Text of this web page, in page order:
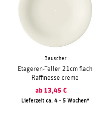
Bauscher
Etageren-Teller 21cm flach
Raffinesse creme
ab 13,45 €
Lieferzeit ca. 4 - 5 Wochen